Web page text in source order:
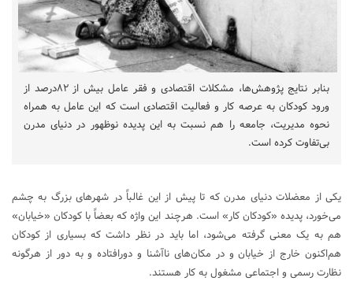
بنابر نتایج پژوهش‌ها، مشکلات اقتصادی و فقر عامل بیش از ۸۲درصد از
ورود کودکان به عرصه کار و فعالیت اقتصادی است که این عامل به همراه
نحوه مدیریت، جامعه را هم نسبت به این پدیده نوظهور در دنیای مدرن
بی‌تفاوت کرده است.
یکی از معضلات دنیای مدرن که تا پیش از این غالباً در شهرهای بزرگ به چشم
می‌خورد، پدیده «کودکان کار» است. هرچند این واژه که بعضاً با کودکان «خیابان»
هم به یک معنی گرفته می‌شود، اما باید در نظر داشت که بسیاری از کودکان
هم‌اکنون خارج از خیابان و در مکان‌های ناآشنا و دورافتاده و به دور از هرگونه
نظارت رسمی و اجتماعی مشغول به کار هستند.